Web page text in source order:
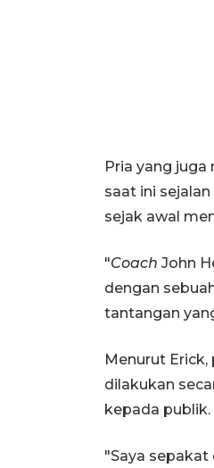
Pria yang
saat ini
sejak awal
"Coach John
dengan
tantangan
Menurut
dilakukan
kepada publik.
"Saya sepakat